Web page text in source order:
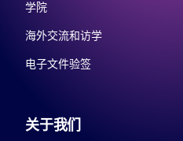
学院
海外交流和访学
电子文件验签
关于我们